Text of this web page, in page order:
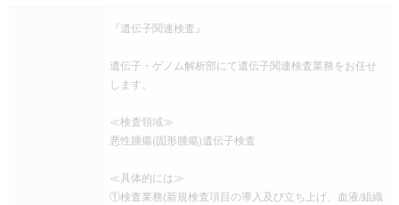
『遺伝子関連検査』
遺伝子・ゲノム解析部にて遺伝子関連検査業務をお任せ
します。
≪検査領域≫
悪性腫瘍(固形腫瘍)遺伝子検査
≪具体的には≫
①検査業務(新規検査項目の導入及び立ち上げ、血液/組織